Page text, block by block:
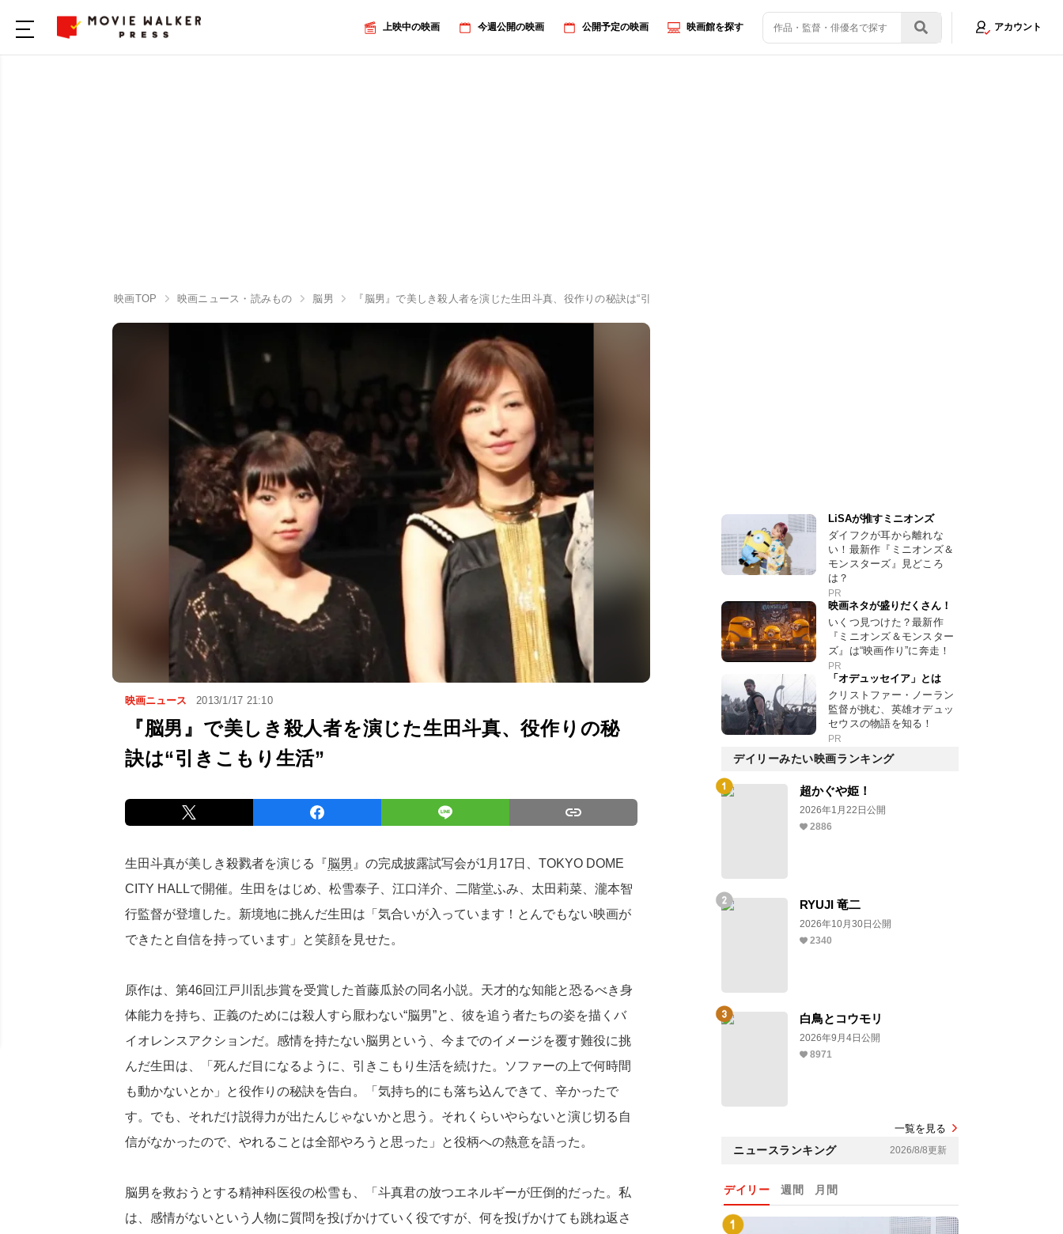
上映中の映画 今週公開の映画 公開予定の映画 映画館を探す アカウント
映画TOP 映画ニュース・読みもの 脳男 『脳男』で美しき殺人者を演じた生田斗真、役作りの秘訣は“引きこもり生活”
映画ニュース 2013/1/17 21:10
『脳男』で美しき殺人者を演じた生田斗真、役作りの秘
訣は“引きこもり生活”
生田斗真が美しき殺戮者を演じる『 脳男 』の完成披露試写会が1月17日、TOKYO DOME
CITY HALLで開催。生田をはじめ、松雪泰子、江口洋介、二階堂ふみ、太田莉菜、瀧本智
行監督が登壇した。新境地に挑んだ生田は「気合いが入っています！とんでもない映画が
できたと自信を持っています」と笑顔を見せた。
原作は、第46回江戸川乱歩賞を受賞した首藤瓜於の同名小説。天才的な知能と恐るべき身
体能力を持ち、正義のためには殺人すら厭わない“脳男”と、彼を追う者たちの姿を描くバ
イオレンスアクションだ。感情を持たない脳男という、今までのイメージを覆す難役に挑
んだ生田は、「死んだ目になるように、引きこもり生活を続けた。ソファーの上で何時間
も動かないとか」と役作りの秘訣を告白。「気持ち的にも落ち込んできて、辛かったで
す。でも、それだけ説得力が出たんじゃないかと思う。それくらいやらないと演じ切る自
信がなかったので、やれることは全部やろうと思った」と役柄への熱意を語った。
脳男を救おうとする精神科医役の松雪も、「斗真君の放つエネルギーが圧倒的だった。私
は、感情がないという人物に質問を投げかけていく役ですが、何を投げかけても跳ね返さ
LiSAが推すミニオンズ
ダイフクが耳から離れな
い！最新作『ミニオンズ＆
モンスターズ』見どころ
は？
PR
映画ネタが盛りだくさん！
いくつ見つけた？最新作
『ミニオンズ＆モンスター
ズ』は“映画作り”に奔走！
PR
「オデュッセイア」とは
クリストファー・ノーラン
監督が挑む、英雄オデュッ
セウスの物語を知る！
PR
デイリーみたい映画ランキング
超かぐや姫！
2026年1月22日公開
2886
RYUJI 竜二
2026年10月30日公開
2340
白鳥とコウモリ
2026年9月4日公開
8971
一覧を見る
ニュースランキング 2026/8/8更新
デイリー 週間 月間